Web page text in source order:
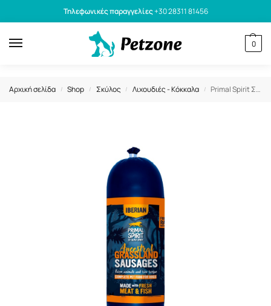
Τηλεφωνικές παραγγελίες+30 28311 81456
0
Αρχική σελίδα / Shop / Σκύλος / Λιχουδιές - Κόκκαλα / Primal Spirit Σαλαμάκι για Σκύλους Iberian Ancestral Grassland 1kg